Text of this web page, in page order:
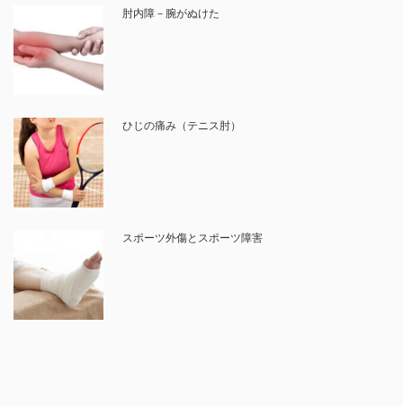
肘内障－腕がぬけた
ひじの痛み（テニス肘）
スポーツ外傷とスポーツ障害